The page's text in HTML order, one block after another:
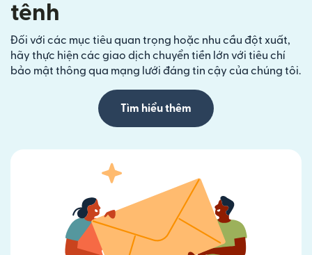
tênh
Đối với các mục tiêu quan trọng hoặc nhu cầu đột xuất,
hãy thực hiện các giao dịch chuyển tiền lớn với tiêu chí
bảo mật thông qua mạng lưới đáng tin cậy của chúng tôi.
Tìm hiểu thêm